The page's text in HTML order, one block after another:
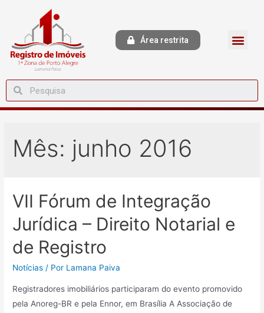
Área restrita
Mês: junho 2016
VII Fórum de Integração
Jurídica – Direito Notarial e
de Registro
Notícias / Por Lamana Paiva
Registradores imobiliários participaram do evento promovido
pela Anoreg-BR e pela Ennor, em Brasília A Associação de